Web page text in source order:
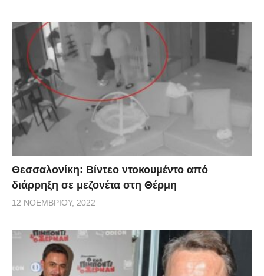
Θεσσαλονίκη: Βίντεο ντοκουμέντο από
διάρρηξη σε μεζονέτα στη Θέρμη
12 ΝΟΕΜΒΡΊΟΥ, 2022